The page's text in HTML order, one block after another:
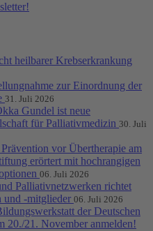
heilbarer Krebserkrankung
zur Einordnung der
31. Juli 2026
Gundel ist neue
für Palliativmedizin 30. Juli
vor Übertherapie am
erörtert mit hochrangigen
06. Juli 2026
Palliativnetzwerken richtet
und -mitglieder 06. Juli 2026
der Deutschen
20./21. November anmelden!